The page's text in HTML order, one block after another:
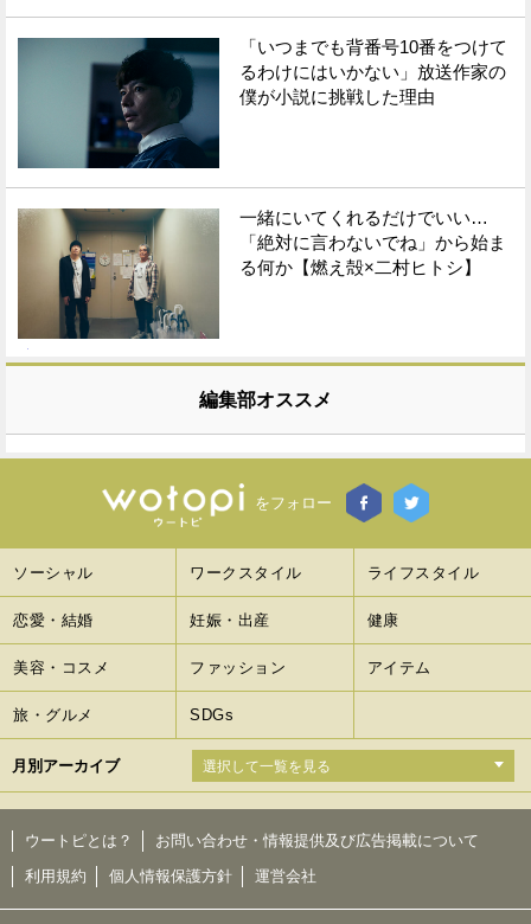
「いつまでも背番号10番をつけて
るわけにはいかない」放送作家の
僕が小説に挑戦した理由
一緒にいてくれるだけでいい…
「絶対に言わないでね」から始ま
る何か【燃え殻×二村ヒトシ】
編集部オススメ
をフォロー
ソーシャル ワークスタイル ライフスタイル
恋愛・結婚 妊娠・出産 健康
美容・コスメ ファッション アイテム
旅・グルメ SDGs
月別アーカイブ
ウートピとは？
お問い合わせ・情報提供及び広告掲載について
利用規約
個人情報保護方針 運営会社